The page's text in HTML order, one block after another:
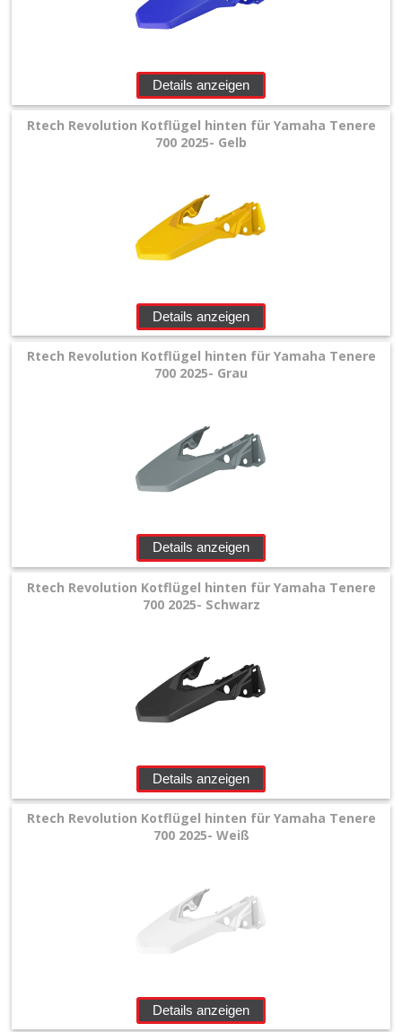
Details anzeigen
Rtech Revolution Kotflügel hinten für Yamaha Tenere
700 2025- Gelb
Details anzeigen
Rtech Revolution Kotflügel hinten für Yamaha Tenere
700 2025- Grau
Details anzeigen
Rtech Revolution Kotflügel hinten für Yamaha Tenere
700 2025- Schwarz
Details anzeigen
Rtech Revolution Kotflügel hinten für Yamaha Tenere
700 2025- Weiß
Details anzeigen